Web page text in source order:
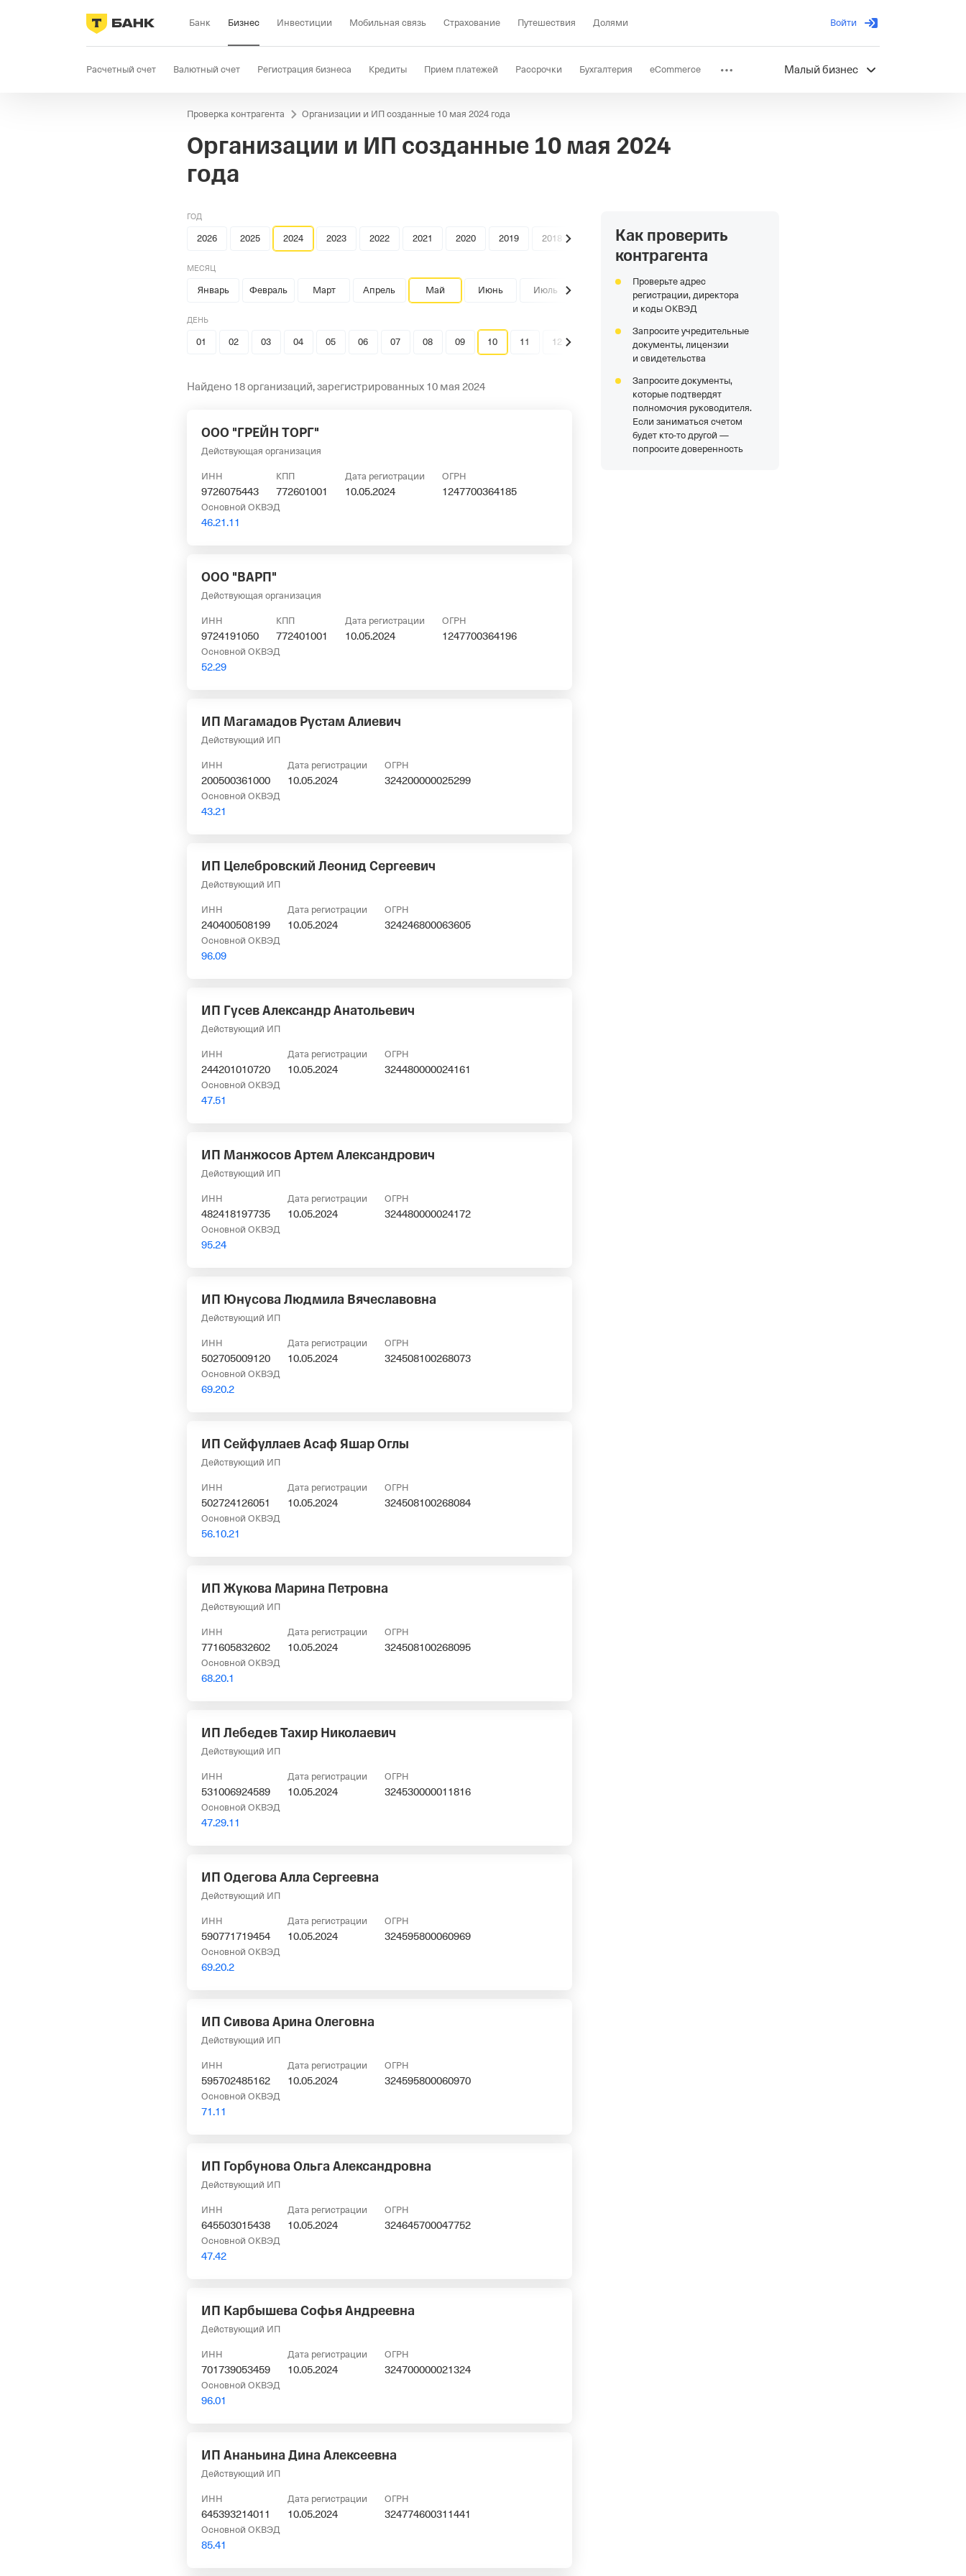
Банк Бизнес Инвестиции Мобильная связь Страхование Путешествия Долями Войти
Расчетный счет Валютный счет Регистрация бизнеса Кредиты Прием платежей Рассрочки Бухгалтерия eCommerce
Продажи Селлер Госзакупки Депозиты КЭДО Отраслевые решения
Малый бизнес
Проверка контрагента Организации и ИП созданные 10 мая 2024 года
Организации и ИП созданные 10 мая 2024
года
ГОД
2026 2025 2024 2023 2022 2021 2020 2019 2018
МЕСЯЦ
Январь Февраль Март Апрель Май Июнь Июль
ДЕНЬ
01 02 03 04 05 06 07 08 09 10 11 12
Найдено 18 организаций, зарегистрированных 10 мая 2024
ООО "ГРЕЙН ТОРГ"
Действующая организация
ИНН
9726075443
КПП
772601001
Дата регистрации
10.05.2024
ОГРН
1247700364185
Основной ОКВЭД
46.21.11
ООО "ВАРП"
Действующая организация
ИНН
9724191050
КПП
772401001
Дата регистрации
10.05.2024
ОГРН
1247700364196
Основной ОКВЭД
52.29
ИП Магамадов Рустам Алиевич
Действующий ИП
ИНН
200500361000
Дата регистрации
10.05.2024
ОГРН
324200000025299
Основной ОКВЭД
43.21
ИП Целебровский Леонид Сергеевич
Действующий ИП
ИНН
240400508199
Дата регистрации
10.05.2024
ОГРН
324246800063605
Основной ОКВЭД
96.09
ИП Гусев Александр Анатольевич
Действующий ИП
ИНН
244201010720
Дата регистрации
10.05.2024
ОГРН
324480000024161
Основной ОКВЭД
47.51
ИП Манжосов Артем Александрович
Действующий ИП
ИНН
482418197735
Дата регистрации
10.05.2024
ОГРН
324480000024172
Основной ОКВЭД
95.24
ИП Юнусова Людмила Вячеславовна
Действующий ИП
ИНН
502705009120
Дата регистрации
10.05.2024
ОГРН
324508100268073
Основной ОКВЭД
69.20.2
ИП Сейфуллаев Асаф Яшар Оглы
Действующий ИП
ИНН
502724126051
Дата регистрации
10.05.2024
ОГРН
324508100268084
Основной ОКВЭД
56.10.21
ИП Жукова Марина Петровна
Действующий ИП
ИНН
771605832602
Дата регистрации
10.05.2024
ОГРН
324508100268095
Основной ОКВЭД
68.20.1
ИП Лебедев Тахир Николаевич
Действующий ИП
ИНН
531006924589
Дата регистрации
10.05.2024
ОГРН
324530000011816
Основной ОКВЭД
47.29.11
ИП Одегова Алла Сергеевна
Действующий ИП
ИНН
590771719454
Дата регистрации
10.05.2024
ОГРН
324595800060969
Основной ОКВЭД
69.20.2
ИП Сивова Арина Олеговна
Действующий ИП
ИНН
595702485162
Дата регистрации
10.05.2024
ОГРН
324595800060970
Основной ОКВЭД
71.11
ИП Горбунова Ольга Александровна
Действующий ИП
ИНН
645503015438
Дата регистрации
10.05.2024
ОГРН
324645700047752
Основной ОКВЭД
47.42
ИП Карбышева Софья Андреевна
Действующий ИП
ИНН
701739053459
Дата регистрации
10.05.2024
ОГРН
324700000021324
Основной ОКВЭД
96.01
ИП Ананьина Дина Алексеевна
Действующий ИП
ИНН
645393214011
Дата регистрации
10.05.2024
ОГРН
324774600311441
Основной ОКВЭД
85.41
Как проверить
контрагента
Проверьте адрес
регистрации, директора
и коды ОКВЭД
Запросите учредительные
документы, лицензии
и свидетельства
Запросите документы,
которые подтвердят
полномочия руководителя.
Если заниматься счетом
будет кто-то другой —
попросите доверенность